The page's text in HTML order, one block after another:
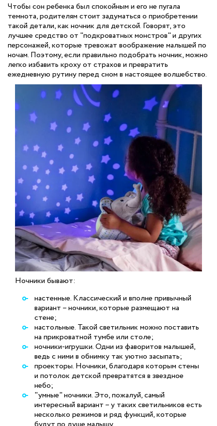
Чтобы сон ребенка был спокойным и его не пугала
темнота, родителям стоит задуматься о приобретении
такой детали, как ночник для детской. Говорят, это
лучшее средство от "подкроватных монстров" и других
персонажей, которые тревожат воображение малышей по
ночам. Поэтому, если правильно подобрать ночник, можно
легко избавить кроху от страхов и превратить
ежедневную рутину перед сном в настоящее волшебство.
Ночники бывают:
настенные. Классический и вполне привычный
вариант – ночники, которые размещают на
стене;
настольные. Такой светильник можно поставить
на прикроватной тумбе или столе;
ночники-игрушки. Одни из фаворитов малышей,
ведь с ними в обнимку так уютно засыпать;
проекторы. Ночники, благодаря которым стены
и потолок детской превратятся в звездное
небо;
"умные" ночники. Это, пожалуй, самый
интересный вариант – у таких светильников есть
несколько режимов и ряд функций, которые